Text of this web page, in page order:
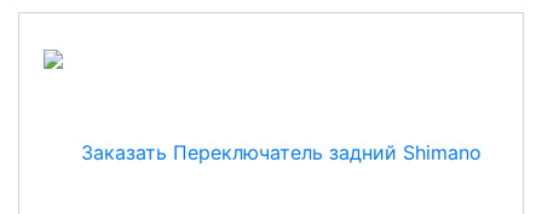
Переключатель задний Shimano Acera